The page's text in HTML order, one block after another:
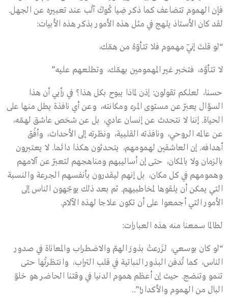
فإن الهموم تتضاعف كما ذكر ضِيا كُوكْ آلْب عند تعبيره عن الجهل.
لقد كان الأستاذ يلهج في مثل هذه الأمور بذكر هذه الأبيات:
“لو قلتَ إنّي مهموم فلا تتأوّهْ من همّك،
لا تتأوَّه، فتخبر غير المهمومين بهمّك، وتطلعهم عليه”
حسنا، لعلكم تقولون: إذن لماذا يبوح بكل هذا؟ في رأيي أن هذا
السؤال يعبّر عن مستوى المرء ومكانته، وعن أي نافذة يطل منها على
الحياة. إننا لا نتحدث عن إنسان عادي، بل عن شخص عاشق لهمّه،
عن عالمه الروحي، ونافذته القلبية، ونظرته إلى الأحداث، وأفُق
أهدافه. إن العاشقين لهمومهم، يتحدثون هكذا دائما. لا يعتبرون
بالزمان ولا بالمكان، حتى إن أساليبهم ومناهجهم لتعبّر عن آلامهم
وهمومهم في كل مكان، بل إنهم ليقدرون بأنفسهم الجرعة والنسبة
التي يمكن أن يلقوها لمخاطبيهم. ثم بعد ذلك يوجّهون الناس إلى
الأمور التي أجمعوا على أن تكون علاجا لهذه الآلام.
لطالما سمعنا منه هذه العبارات:
“لو كان بوسعي، لزَرعتُ بذورَ الهمّ والاضطراب والمعاناة في صدور
الناس، كما تُدفن البذور النباتية في قلب التراب، وانتظرتُها حتى
تنمو وتنضج. حيث إن أعظم هموم الدنيا في وقتنا الحاضر هو خلوّ
البال من الهموم والأكدار!”..